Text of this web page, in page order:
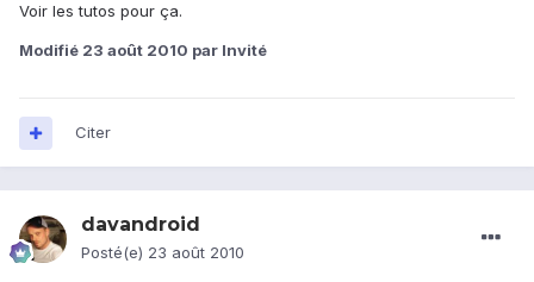
Voir les tutos pour ça.
Modifié 23 août 2010 par Invité
Citer
davandroid
Posté(e) 23 août 2010